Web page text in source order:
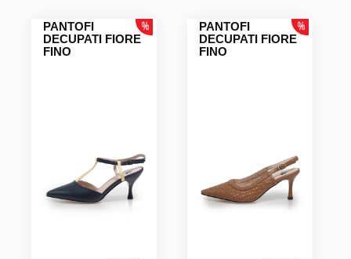
PANTOFI
DECUPATI FIORE
FINO
PANTOFI
DECUPATI FIORE
FINO